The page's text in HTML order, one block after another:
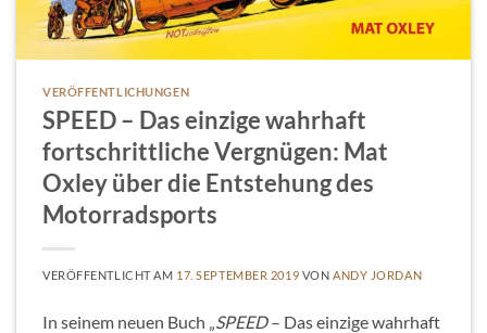
VERÖFFENTLICHUNGEN
SPEED – Das einzige wahrhaft
fortschrittliche Vergnügen: Mat
Oxley über die Entstehung des
Motorradsports
VERÖFFENTLICHT AM 17. SEPTEMBER 2019 VON ANDY JORDAN
In seinem neuen Buch „ SPEED– Das einzige wahrhaft